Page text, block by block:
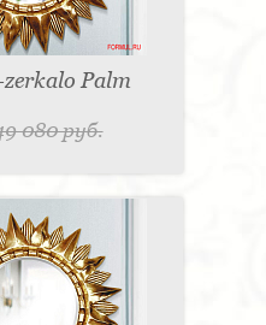
Palm
080 руб.